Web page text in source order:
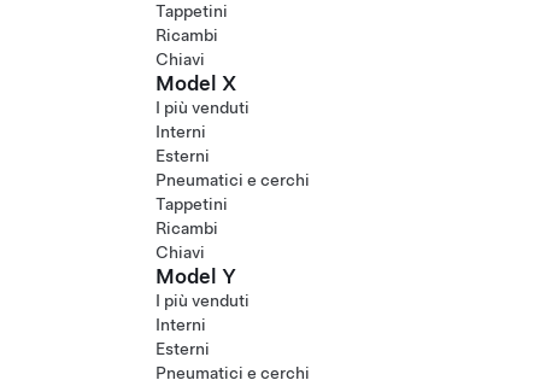
Tappetini
Ricambi
Chiavi
Model X
I più venduti
Interni
Esterni
Pneumatici e cerchi
Tappetini
Ricambi
Chiavi
Model Y
I più venduti
Interni
Esterni
Pneumatici e cerchi